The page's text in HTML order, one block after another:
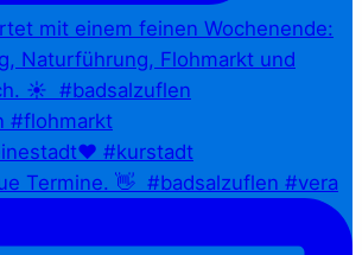
Termine. 👋⁠ ⁠ #badsalzuflen #vera